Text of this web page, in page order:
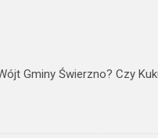
Gminy Świerzno? Czy